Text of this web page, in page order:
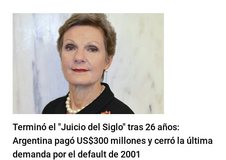
Terminó el "Juicio del Siglo" tras 26 años:
Argentina pagó US$300 millones y cerró la última
demanda por el default de 2001